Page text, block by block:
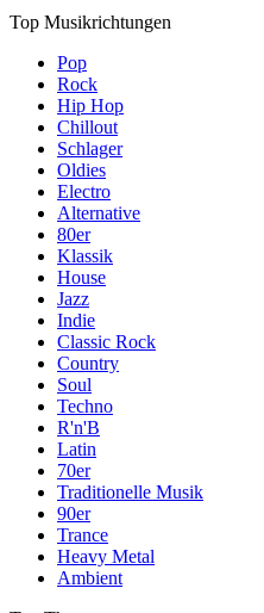
Top Musikrichtungen
Pop
Rock
Hip Hop
Chillout
Schlager
Oldies
Electro
Alternative
80er
Klassik
House
Jazz
Indie
Classic Rock
Country
Soul
Techno
R'n'B
Latin
70er
Traditionelle Musik
90er
Trance
Heavy Metal
Ambient